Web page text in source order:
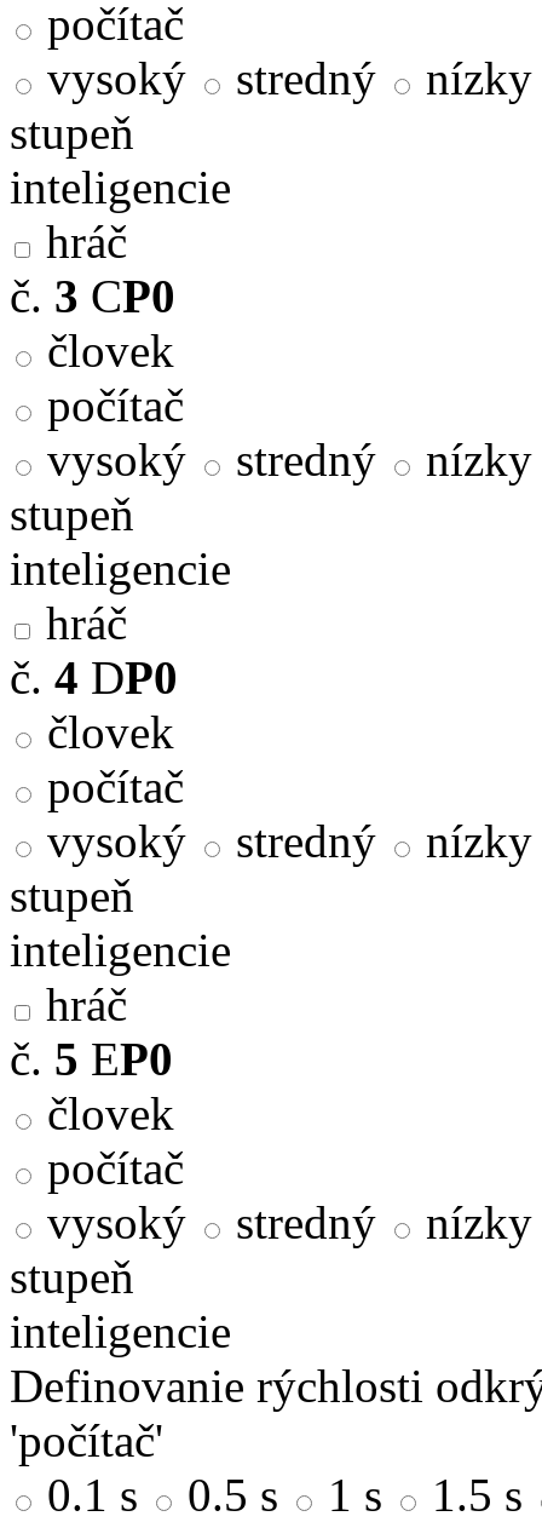
počítač
vysoký
stredný
nízky
stupeň
inteligencie
hráč
č. 3 CP0
človek
počítač
vysoký
stredný
nízky
stupeň
inteligencie
hráč
č. 4 DP0
človek
počítač
vysoký
stredný
nízky
stupeň
inteligencie
hráč
č. 5 EP0
človek
počítač
vysoký
stredný
nízky
stupeň
inteligencie
Definovanie rýchlosti
'počítač'
0.1 s
0.5 s 1 s
1.5 s